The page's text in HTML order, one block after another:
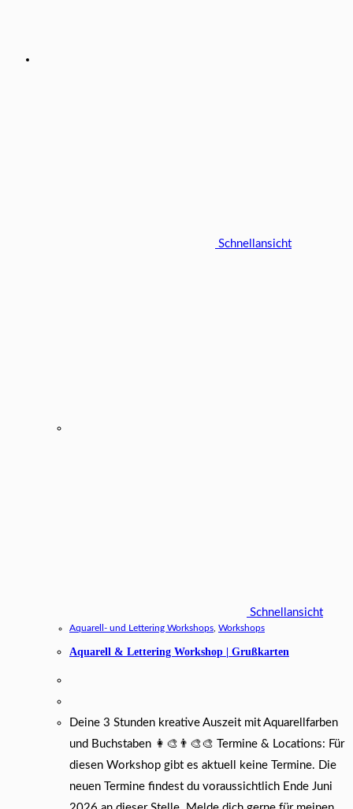
Schnellansicht
Schnellansicht
Aquarell- und Lettering Workshops Workshops
Aquarell & Lettering Workshop | Grußkarten
Deine 3 Stunden kreative Auszeit mit Aquarellfarben
und Buchstaben 👩‍🎨👨‍🎨🎨 Termine & Locations: Für
diesen Workshop gibt es aktuell keine Termine. Die
neuen Termine findest du voraussichtlich Ende Juni